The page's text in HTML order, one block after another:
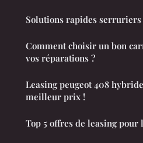
Solutions rapides
Comment choisir un bon
vos réparations ?
Leasing peugeot 408
meilleur prix !
Top 5 offres de leasing